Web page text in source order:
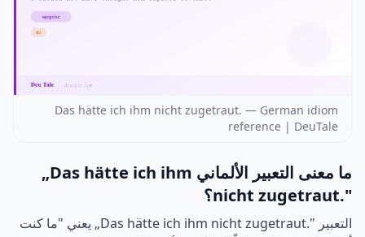
Das hätte ich ihm nicht zugetraut. — German idiom
reference | DeuTale
ما معنى التعبير الألماني „Das hätte ich ihm
nicht zugetraut."؟
التعبير „Das hätte ich ihm nicht zugetraut." يعني "ما كنت